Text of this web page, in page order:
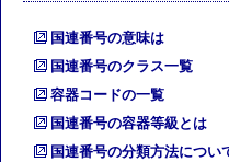
国連番号の意味は
国連番号のクラス一覧
容器コードの一覧
国連番号の容器等級とは
国連番号の分類方法につい